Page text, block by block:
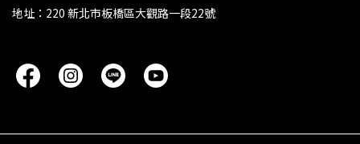
地址：220 新北市板橋區大觀路一段22號